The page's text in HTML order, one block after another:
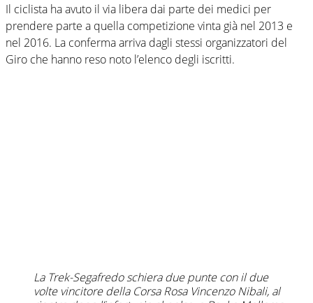
Il ciclista ha avuto il via libera dai parte dei medici per
prendere parte a quella competizione vinta già nel 2013 e
nel 2016. La conferma arriva dagli stessi organizzatori del
Giro che hanno reso noto l’elenco degli iscritti.
La Trek-Segafredo schiera due punte con il due
volte vincitore della Corsa Rosa Vincenzo Nibali, al